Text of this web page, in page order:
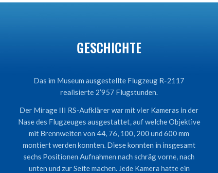
GESCHICHTE
Das im Museum ausgestellte Flugzeug R-2117
realisierte 2’957 Flugstunden.
Der Mirage III RS-Aufklärer war mit vier Kameras in der
Nase des Flugzeuges ausgestattet, auf welche Objektive
mit Brennweiten von 44, 76, 100, 200 und 600 mm
montiert werden konnten. Diese konnten in insgesamt
sechs Positionen Aufnahmen nach schräg vorne, nach
unten und zur Seite machen. Jede Kamera hatte ein